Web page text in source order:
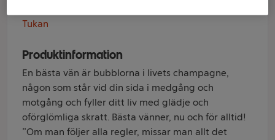
Tukan
Produktinformation
En bästa vän är bubblorna i livets champagne,
någon som står vid din sida i medgång och
motgång och fyller ditt liv med glädje och
oförglömliga skratt. Bästa vänner, nu och för alltid!
”Om man följer alla regler, missar man allt det